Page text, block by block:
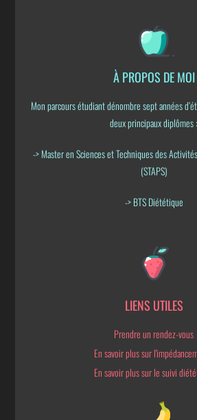
À PROPOS DE MOI
Mon parcours étudiant dénombre sept années
deux principaux diplômes :
-> Master en Sciences et Techniques des
(STAPS)
-> BTS Diététique
LIENS UTILES
Prendre un rendez-vous
En savoir plus sur
En savoir plus sur le suivi